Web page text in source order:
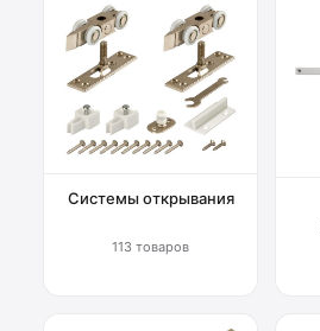
Системы открывания
113 товаров